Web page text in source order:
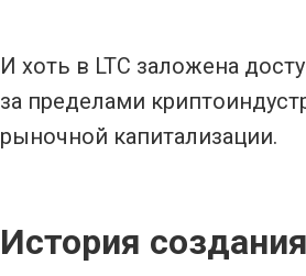
И хоть в LTC заложена
за пределами
рыночной капитализации.
История